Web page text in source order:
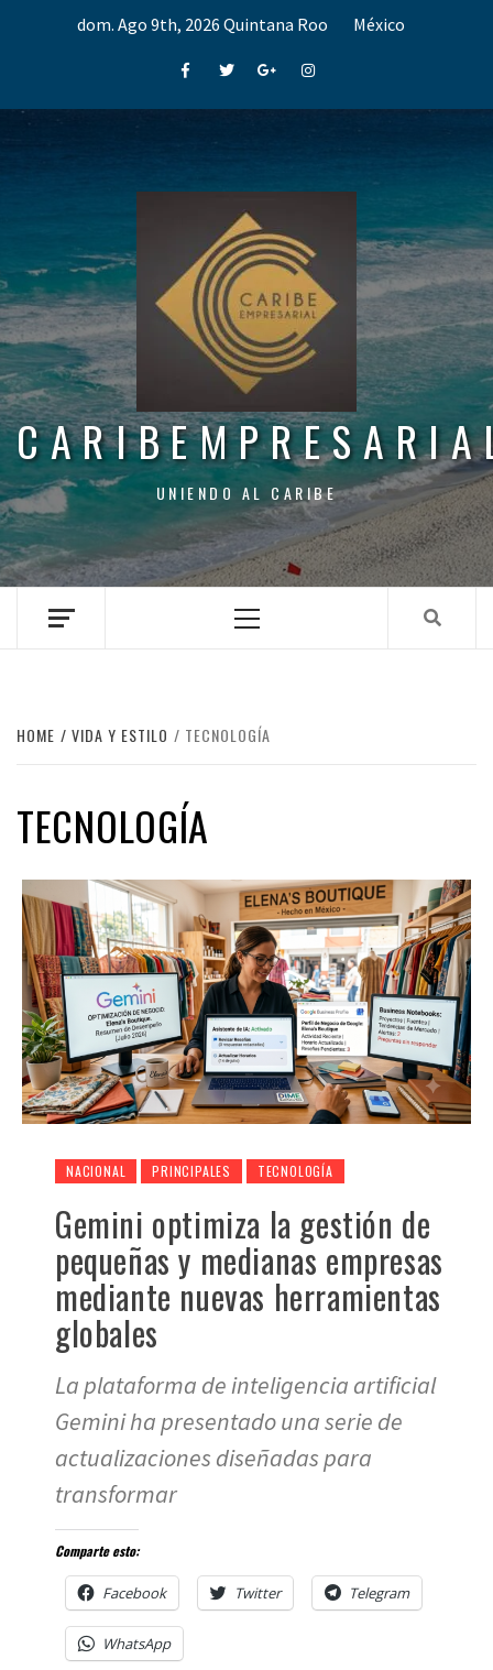
dom. Ago 9th, 2026 Quintana Roo México
FacebookTwitterGoogle+Instagram
UNIENDO AL CARIBE
Menu
HOME VIDA Y ESTILO TECNOLOGÍA
TECNOLOGÍA
NACIONAL PRINCIPALES TECNOLOGÍA
Gemini optimiza la gestión de
pequeñas y medianas empresas
mediante nuevas herramientas
globales
La plataforma de inteligencia artificial
Gemini ha presentado una serie de
actualizaciones diseñadas para
transformar
Comparte esto:
Facebook Twitter Telegram
WhatsApp